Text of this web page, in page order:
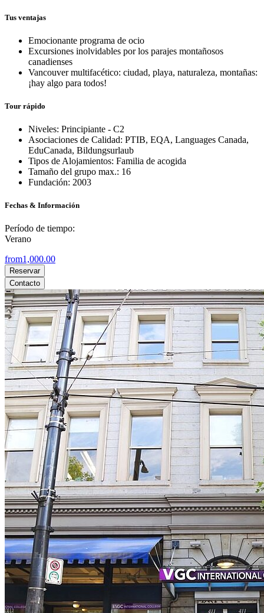
Tus ventajas
Emocionante programa de ocio
Excursiones inolvidables por los parajes montañosos
canadienses
Vancouver multifacético: ciudad, playa, naturaleza, montañas:
¡hay algo para todos!
Tour rápido
Niveles: Principiante - C2
Asociaciones de Calidad: PTIB, EQA, Languages Canada,
EduCanada, Bildungsurlaub
Tipos de Alojamientos: Familia de acogida
Tamaño del grupo max.: 16
Fundación: 2003
Fechas & Información
Período de tiempo:
Verano
from1,000.00
Reservar
Contacto